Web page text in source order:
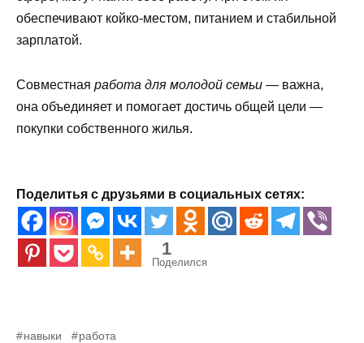
обеспечивают койко-местом, питанием и стабильной
зарплатой.
Совместная работа для молодой семьи — важна,
она объединяет и помогает достичь общей цели —
покупки собственного жилья.
Поделитья с друзьями в социальных сетях:
1
Поделился
навыки работа